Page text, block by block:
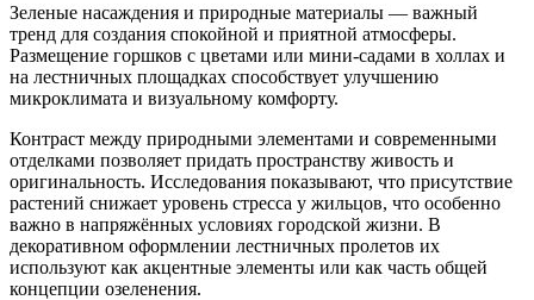
Зеленые насаждения и природные материалы — важный
тренд для создания спокойной и приятной атмосферы.
Размещение горшков с цветами или мини-садами в холлах и
на лестничных площадках способствует улучшению
микроклимата и визуальному комфорту.
Контраст между природными элементами и современными
отделками позволяет придать пространству живость и
оригинальность. Исследования показывают, что присутствие
растений снижает уровень стресса у жильцов, что особенно
важно в напряжённых условиях городской жизни. В
декоративном оформлении лестничных пролетов их
используют как акцентные элементы или как часть общей
концепции озеленения.